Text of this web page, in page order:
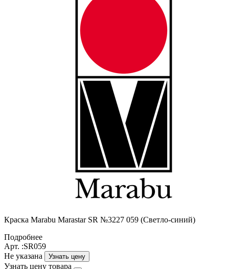
Краска Маrabu Marastar SR №3227 059 (Светло-синий)
Подробнее
Арт. :SR059
Не указана
Узнать цену
Узнать цену товара